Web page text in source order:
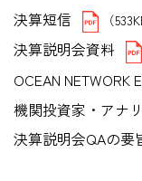
決算短信 （
決算説明会資料
OCEAN NETWORK
機関投資家・アナ
決算説明会QAの要